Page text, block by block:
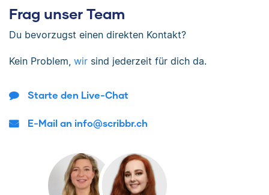
Frag unser Team
Du bevorzugst einen direkten Kontakt?
Kein Problem, wir sind jederzeit für dich da.
Starte den Live-Chat
E-Mail an info@scribbr.ch